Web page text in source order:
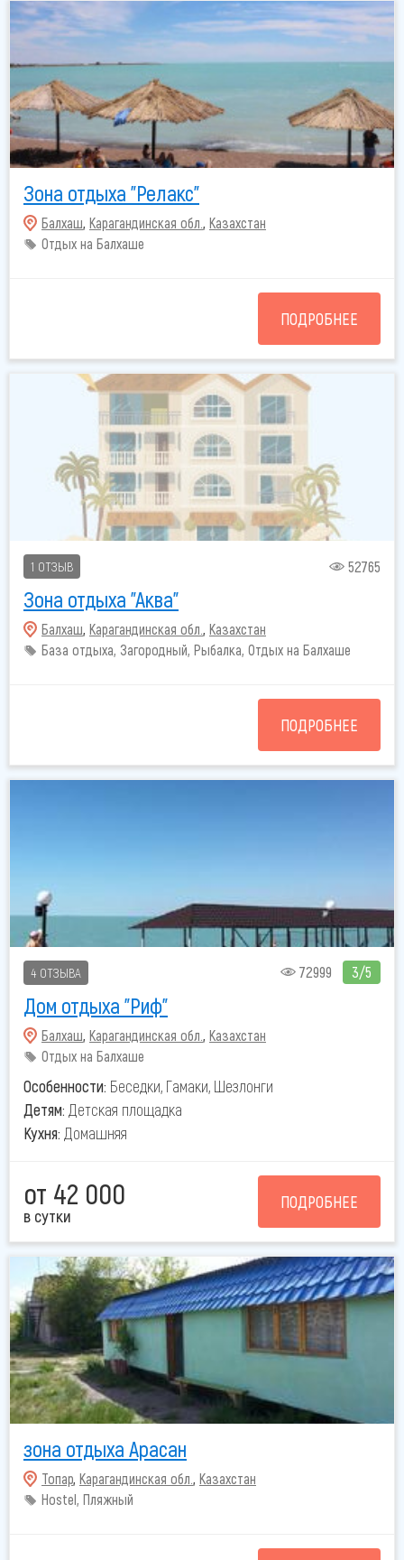
Зона отдыха "Релакс"
Балхаш Карагандинская обл. Казахстан
Отдых на Балхаше
ПОДРОБНЕЕ
1 ОТЗЫВ 52765
Зона отдыха "Аква"
Балхаш Карагандинская обл. Казахстан
База отдыха, Загородный, Рыбалка, Отдых на Балхаше
ПОДРОБНЕЕ
4 ОТЗЫВА 72999 3/5
Дом отдыха "Риф"
Балхаш Карагандинская обл. Казахстан
Отдых на Балхаше
Особенности: Беседки, Гамаки, Шезлонги
Детям: Детская площадка
Кухня: Домашняя
от 42 000
в сутки
ПОДРОБНЕЕ
зона отдыха Арасан
Топар Карагандинская обл. Казахстан
Hostel, Пляжный